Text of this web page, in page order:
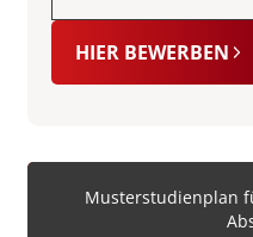
HIER BEWERBEN
Musterstudienplan